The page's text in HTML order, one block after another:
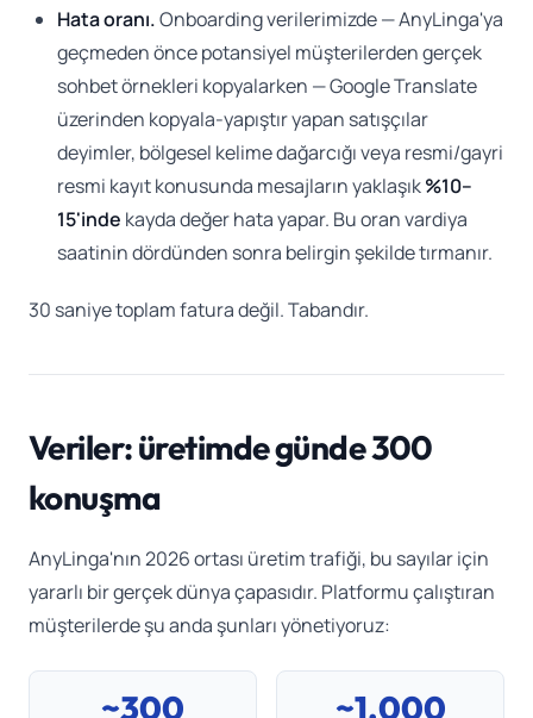
Hata oranı.Onboarding verilerimizde — AnyLinga'ya
geçmeden önce potansiyel müşterilerden gerçek
sohbet örnekleri kopyalarken — Google Translate
üzerinden kopyala-yapıştır yapan satışçılar
deyimler, bölgesel kelime dağarcığı veya resmi/gayri
resmi kayıt konusunda mesajların yaklaşık%10–
15'inde kayda değer hata yapar. Bu oran vardiya
saatinin dördünden sonra belirgin şekilde tırmanır.
30 saniye toplam fatura değil. Tabandır.
Veriler: üretimde günde 300
konuşma
AnyLinga'nın 2026 ortası üretim trafiği, bu sayılar için
yararlı bir gerçek dünya çapasıdır. Platformu çalıştıran
müşterilerde şu anda şunları yönetiyoruz:
~300 ~1.000